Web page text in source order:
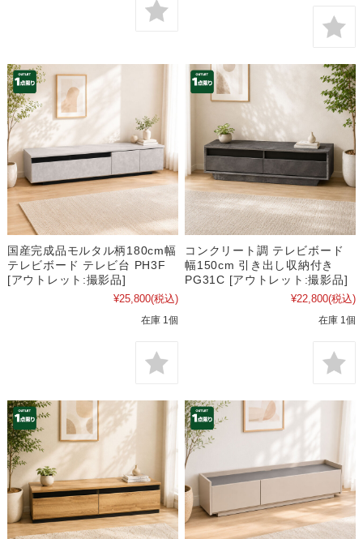
国産完成品モルタル柄180cm幅
テレビボード テレビ台 PH3F
[アウトレット:撮影品]
¥25,800(税込)
在庫 1個
コンクリート調 テレビボード
幅150cm 引き出し収納付き
PG31C [アウトレット:撮影品]
¥22,800(税込)
在庫 1個